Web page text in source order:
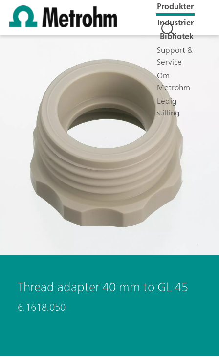
Produkter
Industrier
Bibliotek
Support &
Service
Om
Metrohm
Ledig
stilling
Thread adapter 40 mm to GL 45
6.1618.050